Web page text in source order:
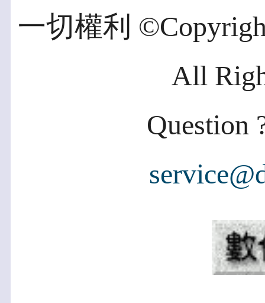
一切權利
All
Question